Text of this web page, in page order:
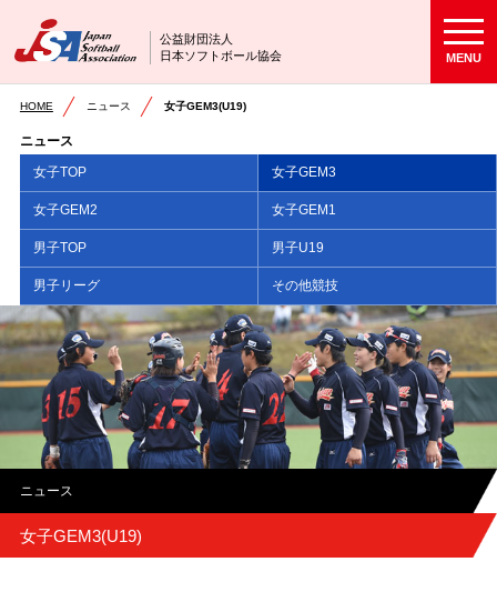
公益財団法人
日本ソフトボール協会
MENU
HOME ニュース 女子GEM3(U19)
ニュース
女子TOP
女子GEM3
女子GEM2 女子GEM1
男子TOP 男子U19
男子リーグ その他競技
ニュース
女子GEM3(U19)